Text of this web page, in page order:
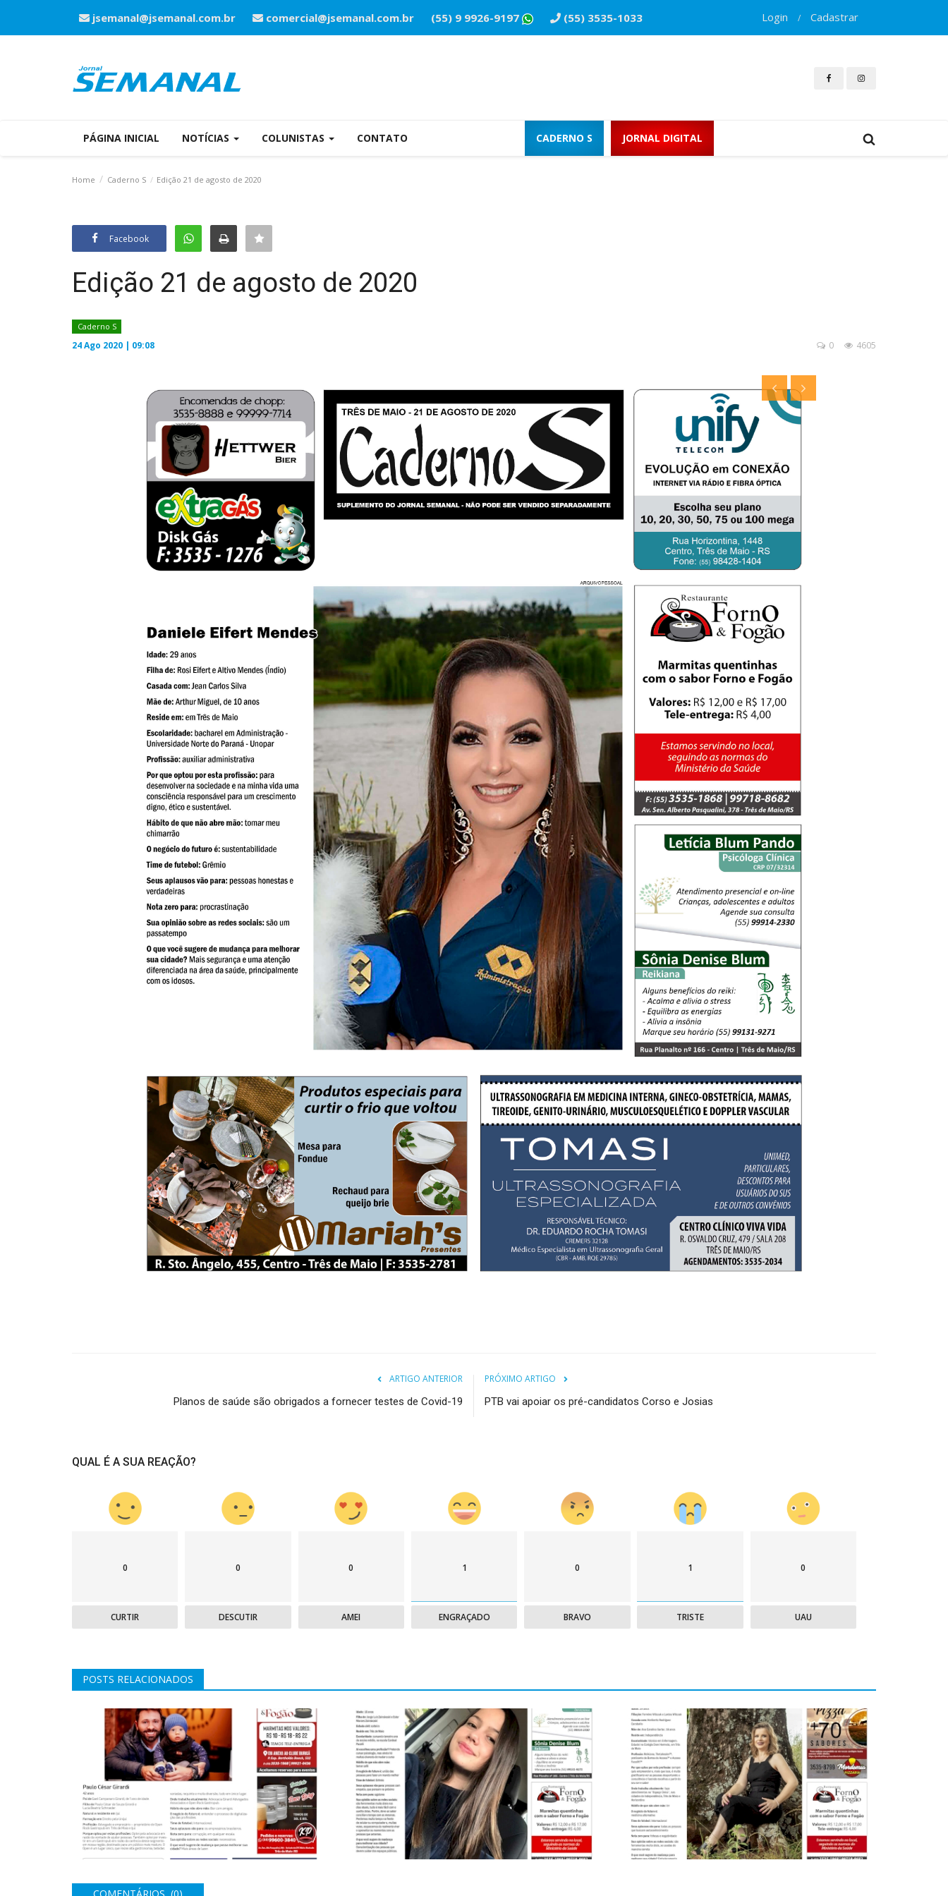
jsemanal@jsemanal.com.br comercial@jsemanal.com.br (55) 9 9926-9197 (55) 3535-1033 Login / Cadastrar
PÁGINA INICIAL NOTÍCIAS COLUNISTAS CONTATO CADERNO S JORNAL DIGITAL
Home Caderno S Edição 21 de agosto de 2020
Facebook
Edição 21 de agosto de 2020
Caderno S
24 Ago 2020 | 09:08 4605
0
ARTIGO ANTERIOR
Planos de saúde são obrigados a fornecer testes de Covid-19
PRÓXIMO ARTIGO
PTB vai apoiar os pré-candidatos Corso e Josias
QUAL É A SUA REAÇÃO?
0
CURTIR
0
DESCUTIR
0
AMEI
1
ENGRAÇADO
0
BRAVO
1
TRISTE
0
UAU
POSTS RELACIONADOS
Caderno S - 25 de Novembro de 2022
28 Nov 2022 | 11:11 0 1759
Edição 31 de julho de 2020
31 Jul 2020 | 18:07 0 3959
Edição 11 de dezembro de 2020
11 Dez 2020 | 08:12 0 4864
COMENTÁRIOS (0)